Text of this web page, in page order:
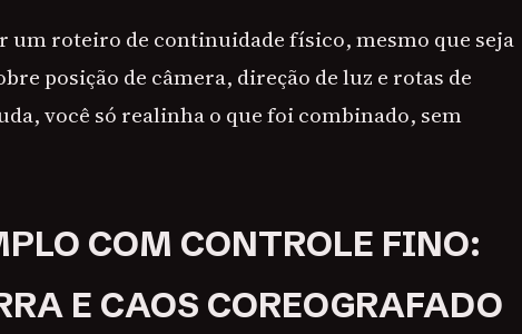
um roteiro de continuidade físico, mesmo que seja
posição de câmera, direção de luz e rotas de
você só realinha o que foi combinado, sem
COM CONTROLE FINO:
E CAOS COREOGRAFADO